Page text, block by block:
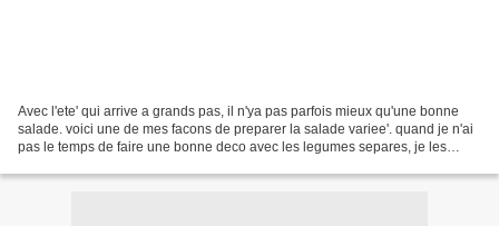
Avec l'ete' qui arrive a grands pas, il n'ya pas parfois mieux qu'une bonne
salade. voici une de mes facons de preparer la salade variee'. quand je n'ai
pas le temps de faire une bonne deco avec les legumes separes, je les